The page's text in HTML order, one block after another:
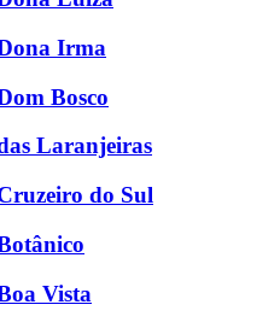
Irma
Bosco
Laranjeiras
do Sul
Vista